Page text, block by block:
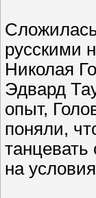
русскими
Николая
Эдвард
опыт,
поняли,
на